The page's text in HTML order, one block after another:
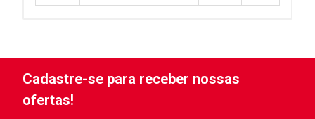
Cadastre-se para receber nossas
ofertas!